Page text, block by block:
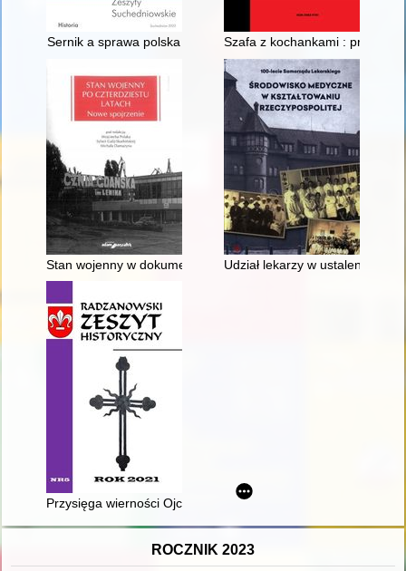
Sernik a sprawa polska Szafa z kochankami : praktyki
Stan wojenny w dokumentach Archiwum Historycznego
Udział lekarzy w ustaleniu
Przysięga wierności Ojczyźnie i Narodowi Polskiemu
ROCZNIK 2023